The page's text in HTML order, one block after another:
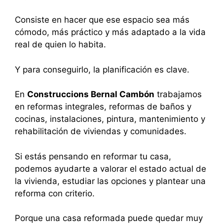
Consiste en hacer que ese espacio sea más
cómodo, más práctico y más adaptado a la vida
real de quien lo habita.
Y para conseguirlo, la planificación es clave.
En Construccions Bernal Cambón trabajamos
en reformas integrales, reformas de baños y
cocinas, instalaciones, pintura, mantenimiento y
rehabilitación de viviendas y comunidades.
Si estás pensando en reformar tu casa,
podemos ayudarte a valorar el estado actual de
la vivienda, estudiar las opciones y plantear una
reforma con criterio.
Porque una casa reformada puede quedar muy